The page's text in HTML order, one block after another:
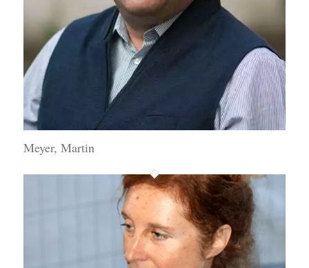
Meyer, Martin